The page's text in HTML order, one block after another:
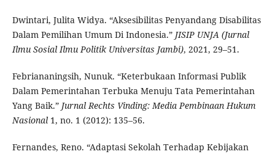
Dwintari, Julita Widya. “Aksesibilitas Penyandang Disabilitas
Dalam Pemilihan Umum Di Indonesia.” JISIP UNJA (Jurnal
Ilmu Sosial Ilmu Politik Universitas Jambi), 2021, 29–51.
Febriananingsih, Nunuk. “Keterbukaan Informasi Publik
Dalam Pemerintahan Terbuka Menuju Tata Pemerintahan
Yang Baik.” Jurnal Rechts Vinding: Media Pembinaan Hukum
Nasional1, no. 1 (2012): 135–56.
Fernandes, Reno. “Adaptasi Sekolah Terhadap Kebijakan